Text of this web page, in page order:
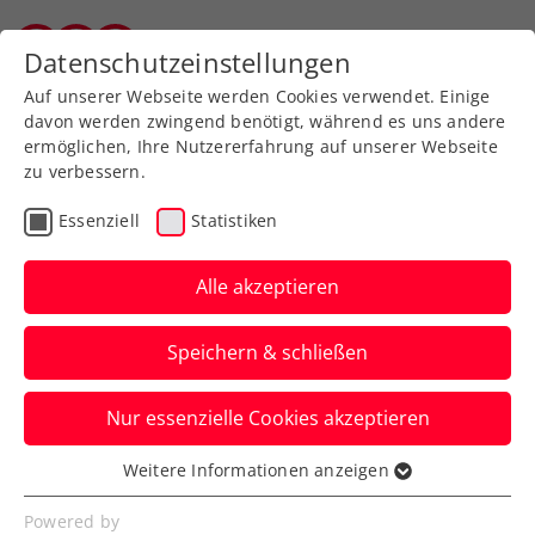
Zurück zur Newsübersicht
Allgemeine Klasse
Krönender Abschluss bei
ITF J60 Weißkirchen
Junior Open
Timo Rosenkranz-König entscheidet das
rein österreichische Einzelfinale gegen
Datenschutzeinstellungen
Auf unserer Webseite werden Cookies verwendet. Einige
davon werden zwingend benötigt, während es uns andere
ermöglichen, Ihre Nutzererfahrung auf unserer Webseite
zu verbessern.
Essenziell Statistiken
Alle akzeptieren
Speichern & schließen
Nur essenzielle Cookies akzeptieren
Essenziell
Essenzielle Cookies werden für grundlegende
Weitere Informationen anzeigen
Powered by